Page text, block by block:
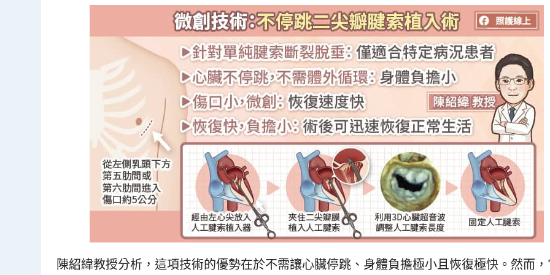
陳紹緯教授分析，這項技術的優勢在於不需讓心臟停跳、身體負擔極小且恢復極快。然而